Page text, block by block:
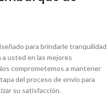
para brindarle tranquilidad
usted en las mejores
comprometemos a mantener
del proceso de envío para
su satisfacción.